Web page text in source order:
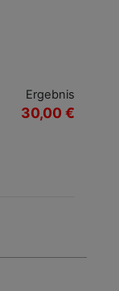
Ergebnis
30,00 €